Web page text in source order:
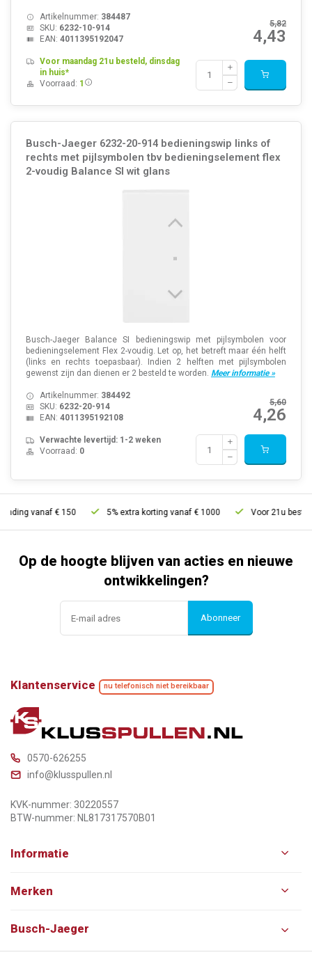
5,82
4,43
Artikelnummer: 384487
SKU: 6232-10-914
EAN: 4011395192047
Voor maandag 21u besteld, dinsdag
in huis*
Voorraad: 1
Busch-Jaeger 6232-20-914 bedieningswip links of
rechts met pijlsymbolen tbv bedieningselement flex
2-voudig Balance SI wit glans
Busch-Jaeger Balance SI bedieningswip met pijlsymbolen voor
bedieningselement Flex 2-voudig. Let op, het betreft maar één helft
(links en rechts toepasbaar). Indien 2 helften met pijlsymbolen
gewenst zijn dan dienen er 2 besteld te worden. Meer informatie »
5,60
4,26
Artikelnummer: 384492
SKU: 6232-20-914
EAN: 4011395192108
Verwachte levertijd: 1-2 weken
Voorraad: 0
vanaf € 150 5% extra korting vanaf € 1000 Voor 21u besteld,
Op de hoogte blijven van acties en nieuwe
ontwikkelingen?
Abonneer
Klantenservice nu telefonisch niet bereikbaar
0570-626255
info@klusspullen.nl
KVK-nummer: 30220557
BTW-nummer: NL817317570B01
Informatie
Merken
Busch-Jaeger